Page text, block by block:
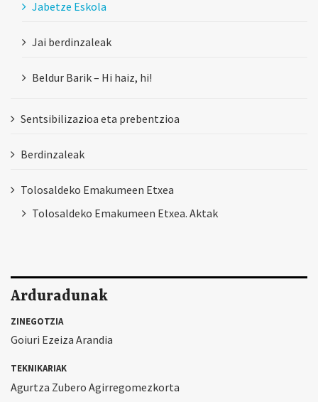
Jabetze Eskola
Jai berdinzaleak
Beldur Barik – Hi haiz, hi!
Sentsibilizazioa eta prebentzioa
Berdinzaleak
Tolosaldeko Emakumeen Etxea
Tolosaldeko Emakumeen Etxea. Aktak
Arduradunak
ZINEGOTZIA
Goiuri Ezeiza Arandia
TEKNIKARIAK
Agurtza Zubero Agirregomezkorta